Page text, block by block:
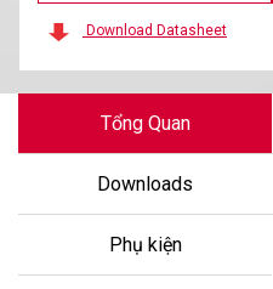
Download Datasheet
Tổng Quan
Downloads
Phụ kiện